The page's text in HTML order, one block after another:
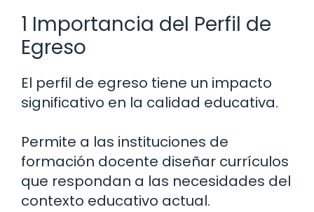
1 Importancia del Perfil de
Egreso
El perfil de egreso tiene un impacto
significativo en la calidad educativa.
Permite a las instituciones de
formación docente diseñar currículos
que respondan a las necesidades del
contexto educativo actual.